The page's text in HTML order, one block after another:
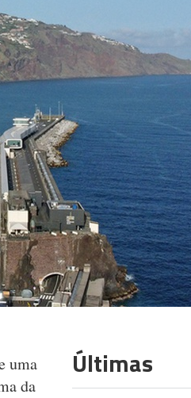
uma
da
Últimas